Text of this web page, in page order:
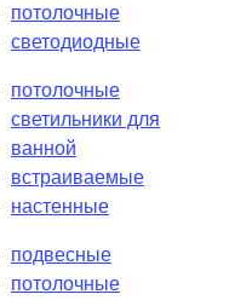
потолочные
светодиодные
потолочные
светильники для
ванной
встраиваемые
настенные
подвесные
потолочные